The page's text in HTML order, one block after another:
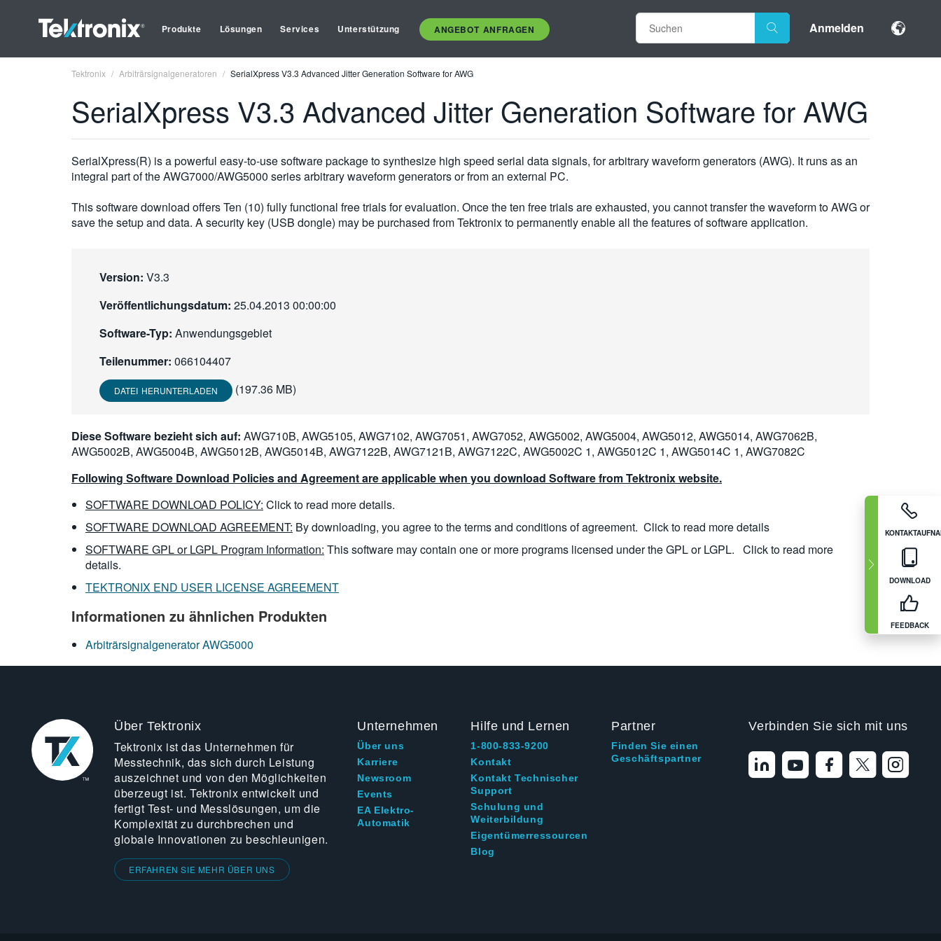
Produkte Lösungen Services Unterstützung ANGEBOT ANFRAGEN Anmelden
DOWNLOAD
FEEDBACK
Tektronix Arbiträrsignalgeneratoren SerialXpress V3.3 Advanced Jitter Generation Software for AWG
SerialXpress V3.3 Advanced Jitter Generation Software for AWG
SerialXpress(R) is a powerful easy-to-use software package to synthesize high speed serial data signals, for arbitrary waveform generators (AWG). It runs as an
integral part of the AWG7000/AWG5000 series arbitrary waveform generators or from an external PC.
This software download offers Ten (10) fully functional free trials for evaluation. Once the ten free trials are exhausted, you cannot transfer the waveform to AWG or
save the setup and data. A security key (USB dongle) may be purchased from Tektronix to permanently enable all the features of software application.
Version: V3.3
Veröffentlichungsdatum: 25.04.2013 00:00:00
Software-Typ: Anwendungsgebiet
Teilenummer: 066104407
DATEI HERUNTERLADEN (197.36 MB)
Diese Software bezieht sich auf: AWG710B, AWG5105, AWG7102, AWG7051, AWG7052, AWG5002, AWG5004, AWG5012, AWG5014, AWG7062B,
AWG5002B, AWG5004B, AWG5012B, AWG5014B, AWG7122B, AWG7121B, AWG7122C, AWG5002C 1, AWG5012C 1, AWG5014C 1, AWG7082C
Following Software Download Policies and Agreement are applicable when you download Software from Tektronix website.
SOFTWARE DOWNLOAD POLICY: Click to read more details.
SOFTWARE DOWNLOAD AGREEMENT: By downloading, you agree to the terms and conditions of agreement. Click to read more details
SOFTWARE GPL or LGPL Program Information: This software may contain one or more programs licensed under the GPL or LGPL. Click to read more
details.
TEKTRONIX END USER LICENSE AGREEMENT
Informationen zu ähnlichen Produkten
Arbiträrsignalgenerator AWG5000
Über Tektronix
Tektronix ist das Unternehmen für
Messtechnik, das sich durch Leistung
auszeichnet und von den Möglichkeiten
überzeugt ist. Tektronix entwickelt und
fertigt Test- und Messlösungen, um die
Komplexität zu durchbrechen und
globale Innovationen zu beschleunigen.
ERFAHREN SIE MEHR ÜBER UNS
Unternehmen
Über uns
Karriere
Newsroom
Events
EA Elektro-
Automatik
Hilfe und Lernen
1-800-833-9200
Kontakt
Kontakt Technischer
Support
Schulung und
Weiterbildung
Eigentümerressourcen
Blog
Partner
Finden Sie einen
Geschäftspartner
Verbinden Sie sich mit uns